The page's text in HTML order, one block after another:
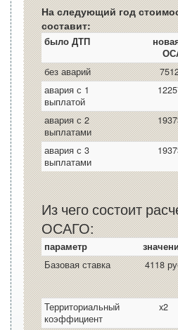
На следующий год
составит:
было ДТП
без аварий
авария с 1
выплатой
авария с 2
выплатами
авария с 3
выплатами
Из чего состоит
ОСАГО:
параметр
Базовая ставка
4118
Территориальный
коэффициент
x2